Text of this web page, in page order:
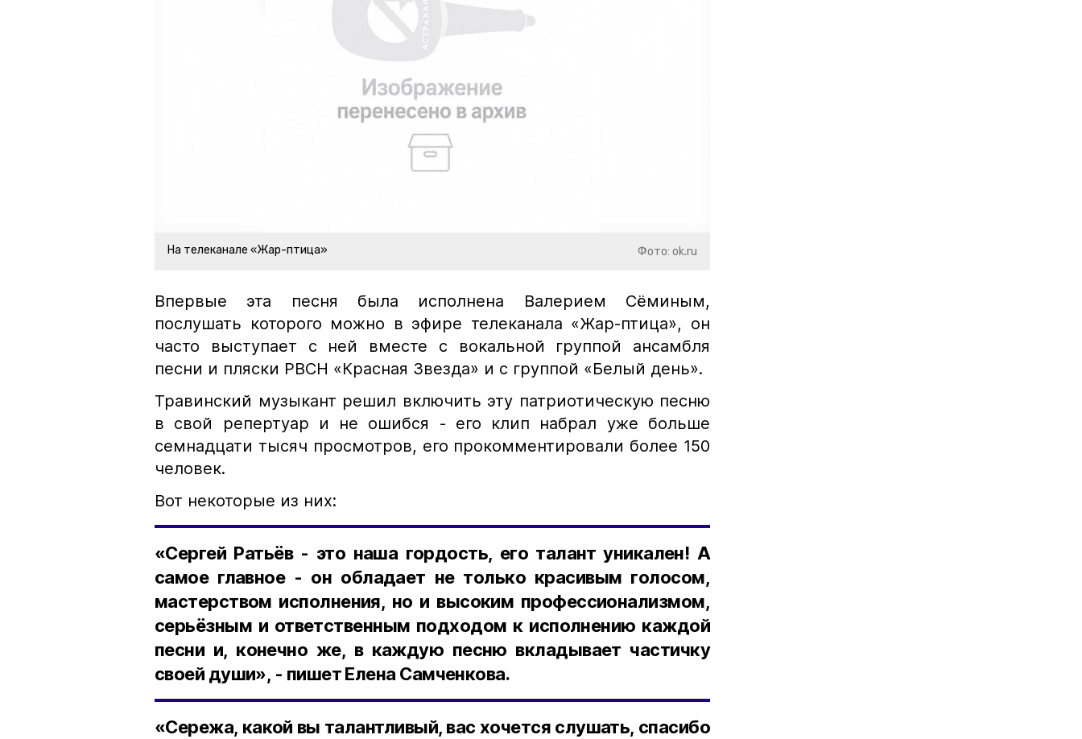
На телеканале «Жар-птица» Фото: ok.ru
Впервые эта песня была исполнена Валерием Сёминым,
послушать которого можно в эфире телеканала «Жар-птица», он
часто выступает с ней вместе с вокальной группой ансамбля
песни и пляски РВСН «Красная Звезда» и с группой «Белый день».
Травинский музыкант решил включить эту патриотическую песню
в свой репертуар и не ошибся - его клип набрал уже больше
семнадцати тысяч просмотров, его прокомментировали более 150
человек.
Вот некоторые из них:
«Сергей Ратьёв - это наша гордость, его талант уникален! А
самое главное - он обладает не только красивым голосом,
мастерством исполнения, но и высоким профессионализмом,
серьёзным и ответственным подходом к исполнению каждой
песни и, конечно же, в каждую песню вкладывает частичку
своей души», - пишет Елена Самченкова.
«Сережа, какой вы талантливый, вас хочется слушать, спасибо